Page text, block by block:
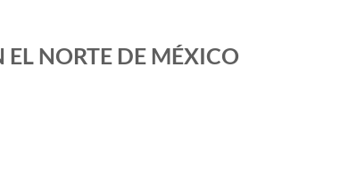
EL NORTE DE MÉXICO